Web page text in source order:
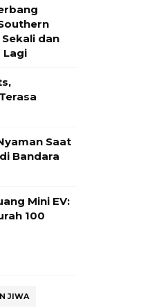
dan
Lagi
Saat
Bandara
Mini EV:
100
JIWA